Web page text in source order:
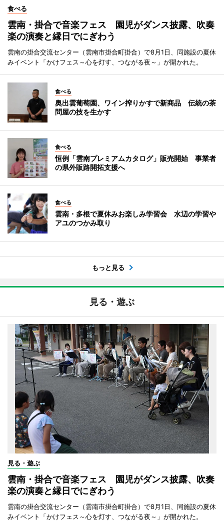
食べる
雲南・掛合で音楽フェス 園児がダンス披露、吹奏
楽の演奏と縁日でにぎわう
雲南の掛合交流センター（雲南市掛合町掛合）で8月1日、同施設の夏休
みイベント「かけフェス～心を灯す、つながる夜～」が開かれた。
食べる
奥出雲葡萄園、ワイン搾りかすで新商品 伝統の茶
問屋の技を生かす
食べる
恒例「雲南プレミアムカタログ」販売開始 事業者
の県外販路開拓支援へ
食べる
雲南・多根で夏休みお楽しみ学習会 水辺の学習や
アユのつかみ取り
もっと見る
見る・遊ぶ
見る・遊ぶ
雲南・掛合で音楽フェス 園児がダンス披露、吹奏
楽の演奏と縁日でにぎわう
雲南の掛合交流センター（雲南市掛合町掛合）で8月1日、同施設の夏休
みイベント「かけフェス～心を灯す、つながる夜～」が開かれた。